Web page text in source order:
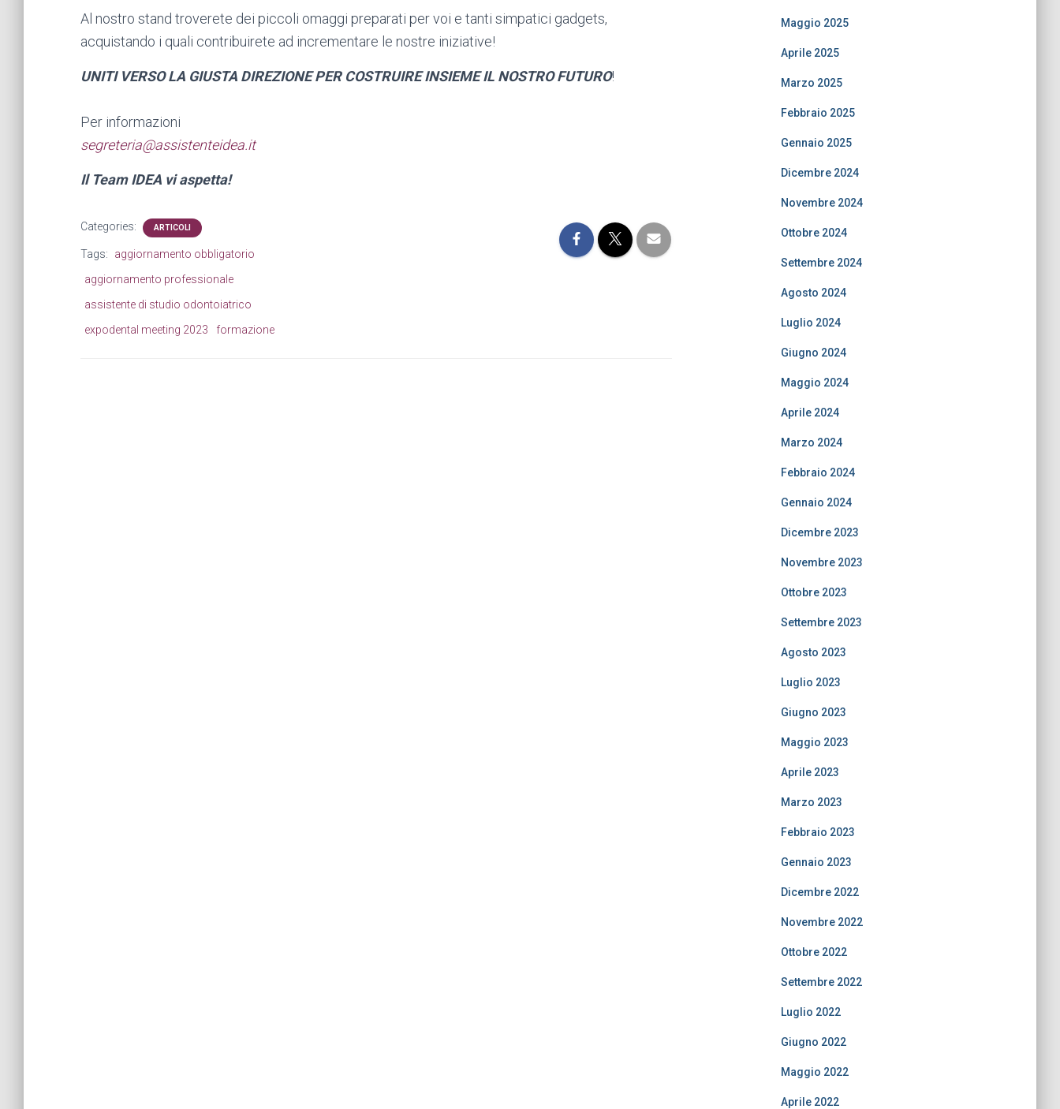
Al nostro stand troverete dei piccoli omaggi preparati per voi e tanti simpatici gadgets,
acquistando i quali contribuirete ad incrementare le nostre iniziative!
UNITI VERSO LA GIUSTA DIREZIONE PER COSTRUIRE INSIEME IL NOSTRO FUTURO!
Per informazioni
segreteria@assistenteidea.it
Il Team IDEA vi aspetta!
Categories: ARTICOLI
Tags:
aggiornamento obbligatorio
aggiornamento professionale
assistente di studio odontoiatrico
expodental meeting 2023
formazione
Maggio 2025
Aprile 2025
Marzo 2025
Febbraio 2025
Gennaio 2025
Dicembre 2024
Novembre 2024
Ottobre 2024
Settembre 2024
Agosto 2024
Luglio 2024
Giugno 2024
Maggio 2024
Aprile 2024
Marzo 2024
Febbraio 2024
Gennaio 2024
Dicembre 2023
Novembre 2023
Ottobre 2023
Settembre 2023
Agosto 2023
Luglio 2023
Giugno 2023
Maggio 2023
Aprile 2023
Marzo 2023
Febbraio 2023
Gennaio 2023
Dicembre 2022
Novembre 2022
Ottobre 2022
Settembre 2022
Luglio 2022
Giugno 2022
Maggio 2022
Aprile 2022